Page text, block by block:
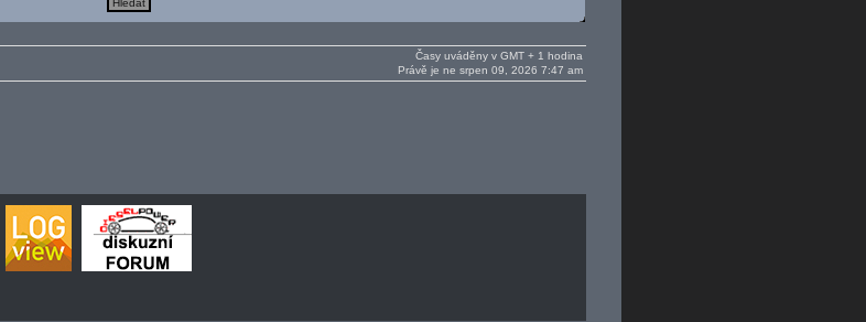
Časy uváděny v GMT + 1 hodina
Právě je ne srpen 09, 2026 7:47 am